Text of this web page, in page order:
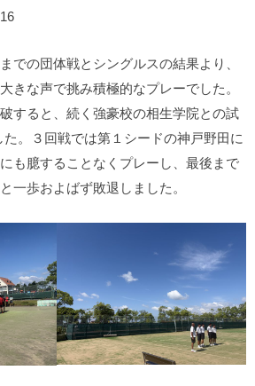
での団体戦とシングルスの結果より、
きな声で挑み積極的なプレーでした。
すると、続く強豪校の相生学院との試
。３回戦では第１シードの神戸野田に
も臆することなくプレーし、最後まで
一歩およばず敗退しました。